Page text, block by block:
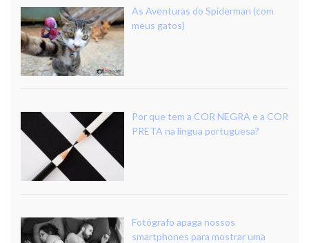
As Aventuras do Spiderman (com
meus gatos)
Por que tem a COR NEGRA e a COR
PRETA na língua portuguesa?
Fotógrafo apaga nossos
smartphones para mostrar uma